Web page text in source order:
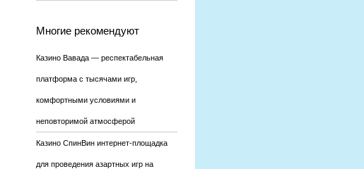
Многие рекомендуют
Казино Вавада — респектабельная
платформа с тысячами игр,
комфортными условиями и
неповторимой атмосферой
Казино СпинВин интернет-площадка
для проведения азартных игр на